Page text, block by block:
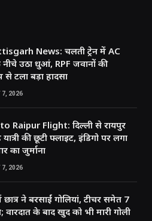
News: चलती ट्रेन में AC
उठा धुआं, RPF जवानों की
टला बड़ा हादसा
7, 2026
Raipur Flight: दिल्ली से रायपुर
की छूटी फ्लाइट, इंडिगो पर लगा
का जुर्माना
7, 2026
ने बरसाईं गोलियां, टीचर समेत 7
वारदात के बाद खुद को भी मारी गोली